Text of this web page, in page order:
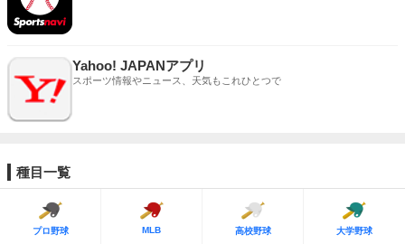
Yahoo! JAPANアプリ
スポーツ情報やニュース、天気もこれひとつで
種目一覧
プロ野球 MLB 高校野球 大学野球